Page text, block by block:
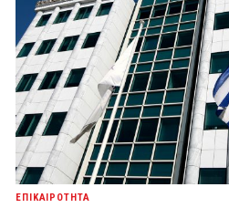
ΕΠΙΚΑΙΡΟΤΗΤΑ